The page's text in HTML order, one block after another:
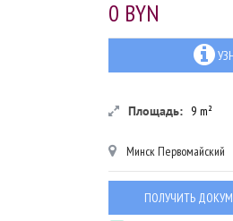
0 BYN
Площадь: 9 m²
МинскПервомайский
ПОЛУЧИТЬ